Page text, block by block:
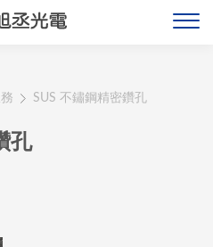
SUS 不鏽鋼精密鑽孔
孔